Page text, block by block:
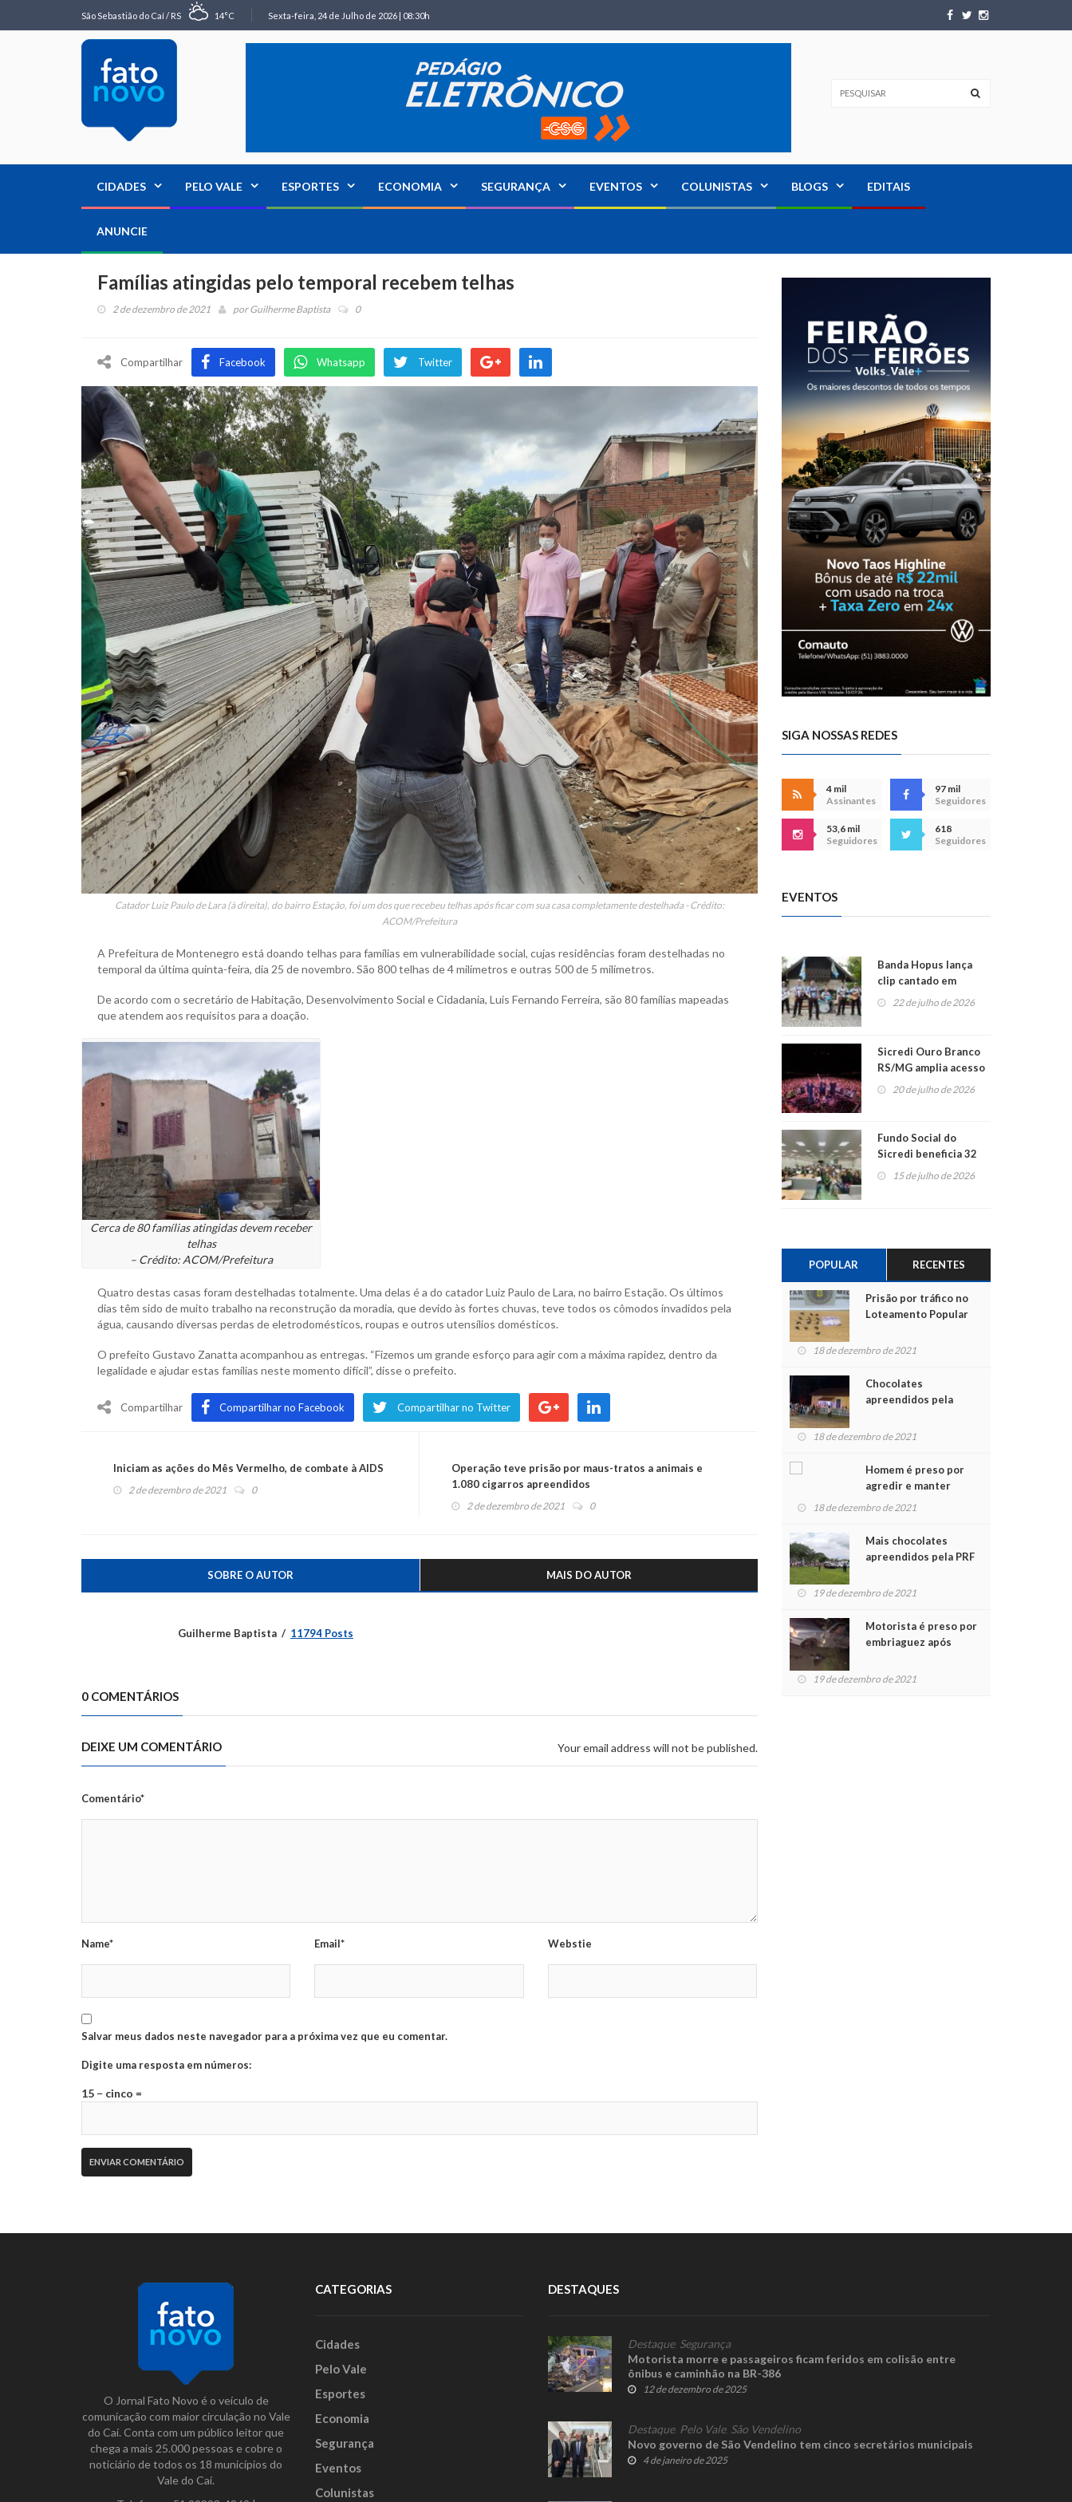
São Sebastião do Caí / RS 14°C Sexta-feira, 24 de Julho de 2026 | 08:30h
CIDADES PELO VALE ESPORTES ECONOMIA SEGURANÇA EVENTOS COLUNISTAS BLOGS EDITAIS
ANUNCIE
Famílias atingidas pelo temporal recebem telhas
2 de dezembro de 2021 porGuilherme Baptista 0
Compartilhar Facebook Whatsapp Twitter
Catador Luiz Paulo de Lara (à direita), do bairro Estação, foi um dos que recebeu telhas após ficar com sua casa completamente destelhada - Crédito:
ACOM/Prefeitura
A Prefeitura de Montenegro está doando telhas para famílias em vulnerabilidade social, cujas residências foram destelhadas no
temporal da última quinta-feira, dia 25 de novembro. São 800 telhas de 4 milímetros e outras 500 de 5 milímetros.
De acordo com o secretário de Habitação, Desenvolvimento Social e Cidadania, Luis Fernando Ferreira, são 80 famílias mapeadas
que atendem aos requisitos para a doação.
Cerca de 80 famílias atingidas devem receber
telhas
– Crédito: ACOM/Prefeitura
Quatro destas casas foram destelhadas totalmente. Uma delas é a do catador Luiz Paulo de Lara, no bairro Estação. Os últimos
dias têm sido de muito trabalho na reconstrução da moradia, que devido às fortes chuvas, teve todos os cômodos invadidos pela
água, causando diversas perdas de eletrodomésticos, roupas e outros utensílios domésticos.
O prefeito Gustavo Zanatta acompanhou as entregas. “Fizemos um grande esforço para agir com a máxima rapidez, dentro da
legalidade e ajudar estas famílias neste momento difícil”, disse o prefeito.
Compartilhar Compartilhar no Facebook Compartilhar no Twitter
Iniciam as ações do Mês Vermelho, de combate à AIDS
2 de dezembro de 2021 0
Operação teve prisão por maus-tratos a animais e
1.080 cigarros apreendidos
2 de dezembro de 2021 0
SOBRE O AUTOR MAIS DO AUTOR
Guilherme Baptista 11794 Posts
0 COMENTÁRIOS
DEIXE UM COMENTÁRIO Your email address will not be published.
Comentário*
Name* Email* Webstie
Salvar meus dados neste navegador para a próxima vez que eu comentar.
Digite uma resposta em números:
15 − cinco =
SIGA NOSSAS REDES
4 mil
Assinantes
97 mil
Seguidores
53,6 mil
Seguidores
618
Seguidores
EVENTOS
Banda Hopus lança
clip cantado em
alemão e inglês
22 de julho de 2026
Sicredi Ouro Branco
RS/MG amplia acesso
ao show dos 45 anos
para mais associados
20 de julho de 2026
Fundo Social do
Sicredi beneficia 32
projetos em
15 de julho de 2026
POPULAR RECENTES
Prisão por tráfico no
Loteamento Popular
18 de dezembro de 2021
Chocolates
apreendidos pela
para crianças na
18 de dezembro de 2021
Homem é preso por
agredir e manter
mulher em cárcere
18 de dezembro de 2021
Mais chocolates
apreendidos pela PRF
crianças no Natal
19 de dezembro de 2021
Motorista é preso por
embriaguez após
feridos
19 de dezembro de 2021
O Jornal Fato Novo é o veículo de
comunicação com maior circulação no Vale
do Caí. Conta com um público leitor que
chega a mais 25.000 pessoas e cobre o
noticiário de todos os 18 municípios do
Vale do Caí.
CATEGORIAS
Cidades
Pelo Vale
Esportes
Economia
Segurança
Eventos
Colunistas
DESTAQUES
Destaque, Segurança
Motorista morre e passageiros ficam feridos em colisão entre
ônibus e caminhão na BR-386
12 de dezembro de 2025
Destaque, Pelo Vale, São Vendelino
Novo governo de São Vendelino tem cinco secretários municipais
4 de janeiro de 2025